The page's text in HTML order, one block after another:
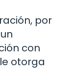
por
con
otorga